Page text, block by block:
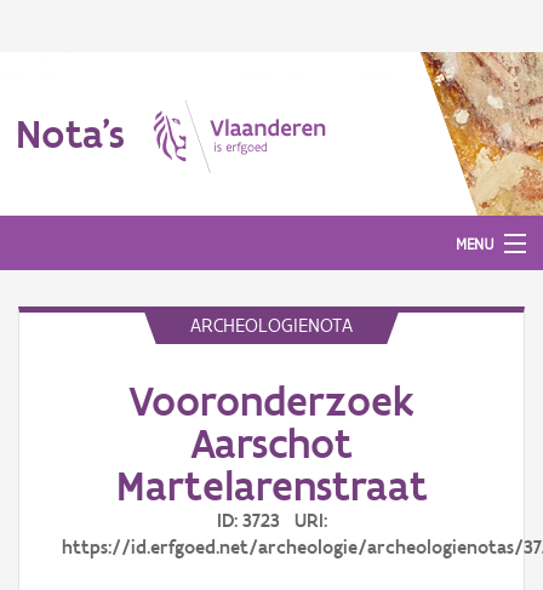
Nota's
MENU
ARCHEOLOGIENOTA
Vooronderzoek
Aarschot
Martelarenstraat
ID: 3723 URI:
https://id.erfgoed.net/archeologie/archeologienotas/